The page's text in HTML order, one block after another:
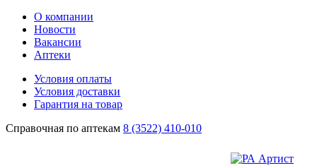
О компании
Новости
Вакансии
Аптеки
Условия оплаты
Условия доставки
Гарантия на товар
Справочная по аптекам 8 (3522) 410-010